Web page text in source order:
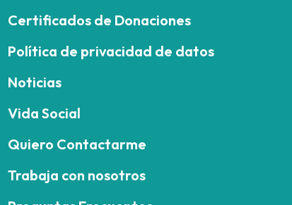
Certificados de Donaciones
Política de privacidad de datos
Noticias
Vida Social
Quiero Contactarme
Trabaja con nosotros